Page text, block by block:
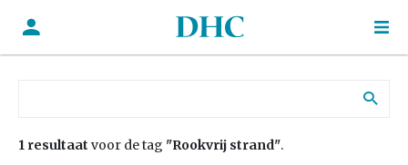
1 resultaat voor de tag "Rookvrij strand".